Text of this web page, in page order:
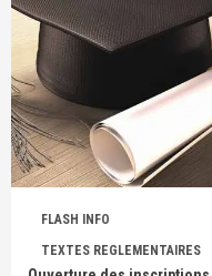
FLASH INFO
TEXTES REGLEMENTAIRES